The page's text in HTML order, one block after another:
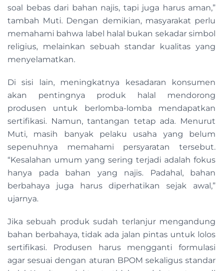
soal bebas dari bahan najis, tapi juga harus aman,”
tambah Muti. Dengan demikian, masyarakat perlu
memahami bahwa label halal bukan sekadar simbol
religius, melainkan sebuah standar kualitas yang
menyelamatkan.
Di sisi lain, meningkatnya kesadaran konsumen
akan pentingnya produk halal mendorong
produsen untuk berlomba-lomba mendapatkan
sertifikasi. Namun, tantangan tetap ada. Menurut
Muti, masih banyak pelaku usaha yang belum
sepenuhnya memahami persyaratan tersebut.
“Kesalahan umum yang sering terjadi adalah fokus
hanya pada bahan yang najis. Padahal, bahan
berbahaya juga harus diperhatikan sejak awal,”
ujarnya.
Jika sebuah produk sudah terlanjur mengandung
bahan berbahaya, tidak ada jalan pintas untuk lolos
sertifikasi. Produsen harus mengganti formulasi
agar sesuai dengan aturan BPOM sekaligus standar